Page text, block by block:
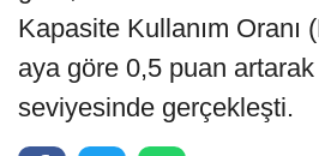
Kapasite Kullanım Oranı
aya göre 0,5 puan
seviyesinde gerçekleşti.